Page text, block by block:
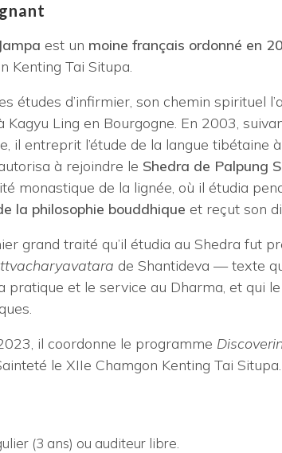
est un moine français ordonné en
Kenting Tai Situpa.
études d’infirmier, son chemin spirituel
Kagyu Ling en Bourgogne. En 2003,
il entreprit l’étude de la langue tibétaine
à rejoindre le Shedra de Palpung
monastique de la lignée, où il étudia
la philosophie bouddhique et reçut son
grand traité qu’il étudia au Shedra fut
de Shantideva — texte
pratique et le service au Dharma, et qui
il coordonne le programme
le XIIe Chamgon Kenting Tai Situpa.
(3 ans) ou auditeur libre.